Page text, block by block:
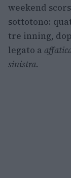
weekend
sottotono:
tre inning,
legato a
sinistra.